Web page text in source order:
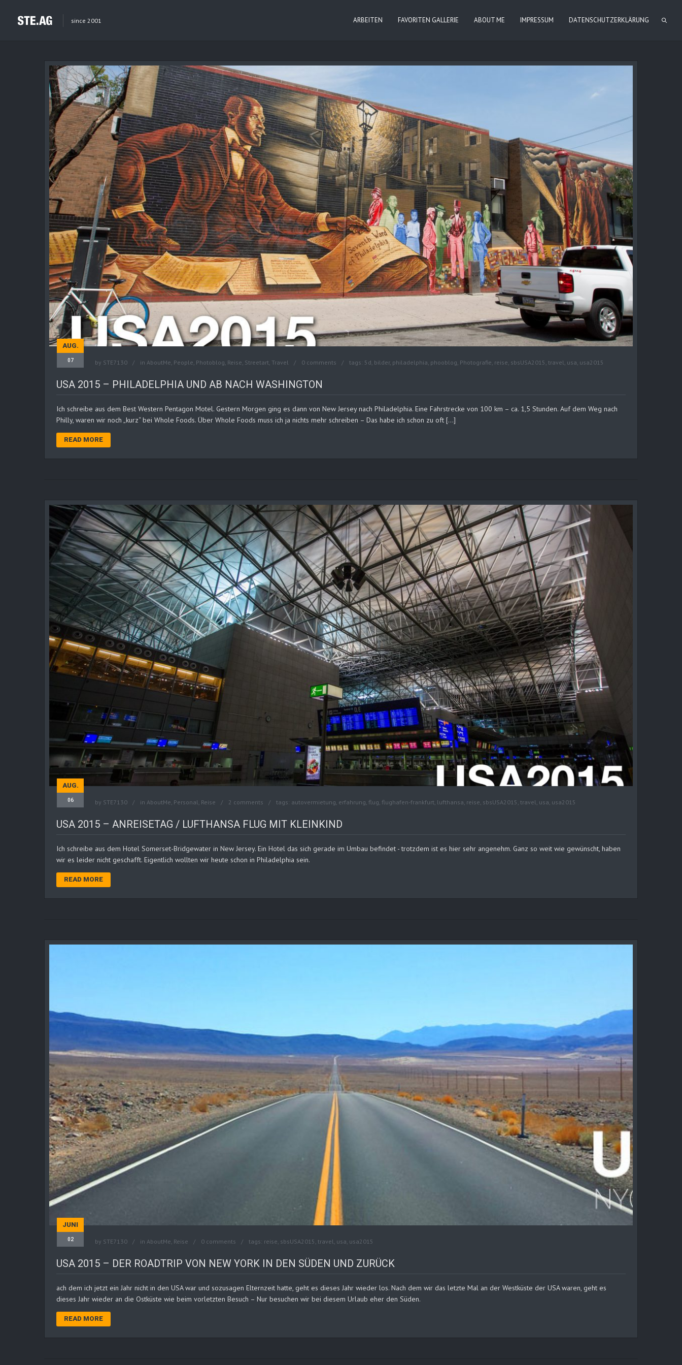
since 2001 ARBEITEN FAVORITEN GALLERIE ABOUT ME IMPRESSUM DATENSCHUTZERKLÄRUNG
AUG.
07 by STE7130 in AboutMe, People, Photoblog, Reise, Streetart, Travel 0 comments tags: 5d, bilder, philadelphia, phooblog, Photografie, reise, sbsUSA2015 , travel, usa, usa2015
USA 2015 – PHILADELPHIA UND AB NACH WASHINGTON
Ich schreibe aus dem Best Western Pentagon Motel. Gestern Morgen ging es dann von New Jersey nach Philadelphia. Eine Fahrstrecke von 100 km – ca. 1,5 Stunden. Auf dem Weg nach
Philly, waren wir noch „kurz“ bei Whole Foods. Über Whole Foods muss ich ja nichts mehr schreiben – Das habe ich schon zu oft […]
READ MORE
AUG.
06 by STE7130 in AboutMe Personal Reise 2 comments tags: autovermietung erfahrung flug flughafen-frankfurt lufthansa reise sbsUSA2015 travel usa usa2015
USA 2015 – ANREISETAG / LUFTHANSA FLUG MIT KLEINKIND
Ich schreibe aus dem Hotel Somerset-Bridgewater in New Jersey. Ein Hotel das sich gerade im Umbau befindet - trotzdem ist es hier sehr angenehm. Ganz so weit wie gewünscht, haben
wir es leider nicht geschafft. Eigentlich wollten wir heute schon in Philadelphia sein.
READ MORE
JUNI
02 by STE7130 in AboutMe, Reise 0 comments tags: reise, sbsUSA2015 , travel, usa, usa2015
USA 2015 – DER ROADTRIP VON NEW YORK IN DEN SÜDEN UND ZURÜCK
ach dem ich jetzt ein Jahr nicht in den USA war und sozusagen Elternzeit hatte, geht es dieses Jahr wieder los. Nach dem wir das letzte Mal an der Westküste der USA waren, geht es
dieses Jahr wieder an die Ostküste wie beim vorletzten Besuch – Nur besuchen wir bei diesem Urlaub eher den Süden.
READ MORE